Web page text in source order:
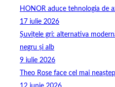
HONOR aduce tehnologia de
17 iulie 2026
Șuvițele gri: alternativa
negru și alb
9 iulie 2026
Theo Rose face cel mai